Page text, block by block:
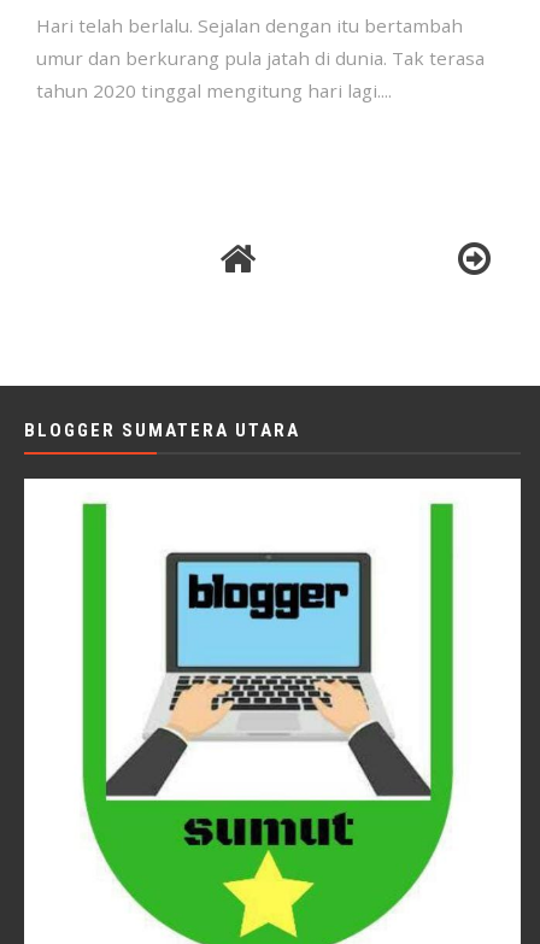
Hari telah berlalu. Sejalan dengan itu bertambah
umur dan berkurang pula jatah di dunia. Tak terasa
tahun 2020 tinggal mengitung hari lagi....
BLOGGER SUMATERA UTARA